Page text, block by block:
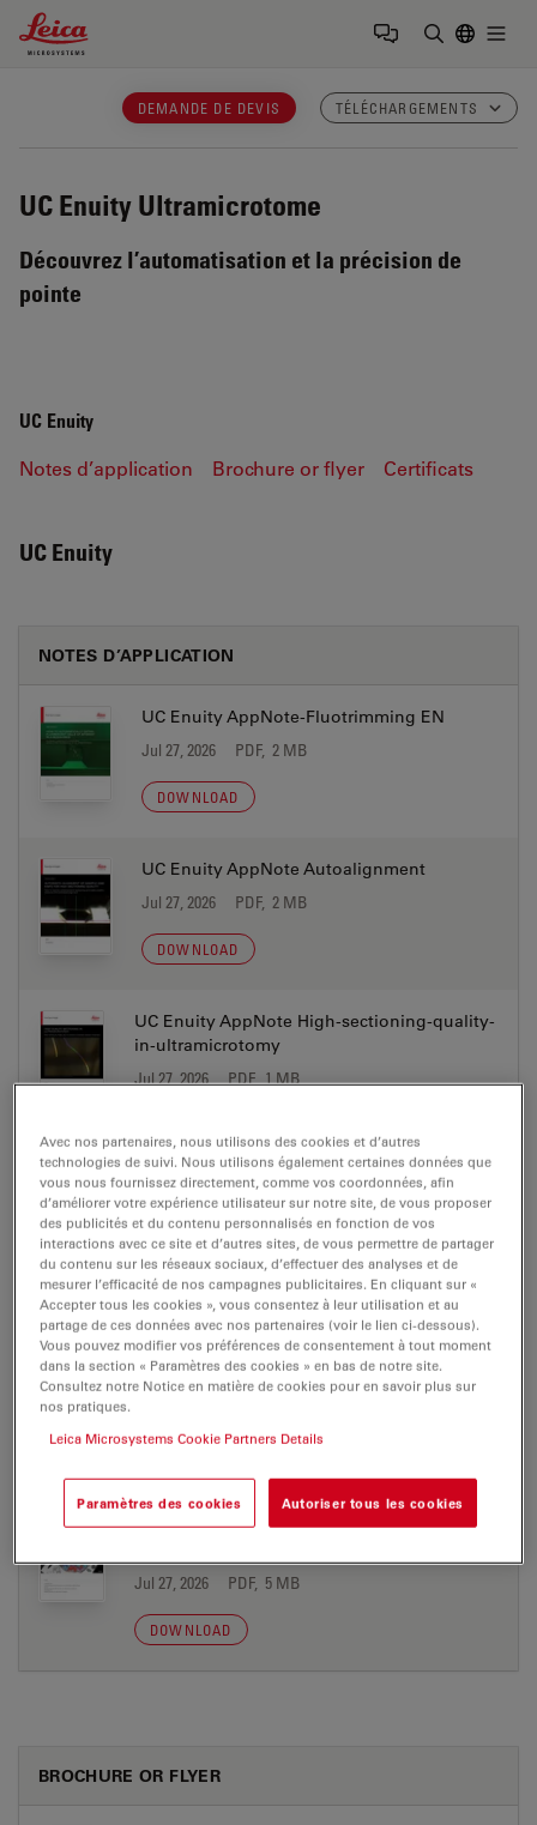
Leica Microsystems Logo
DEMANDE DE DEVIS TÉLÉCHARGEMENTS
UC Enuity Ultramicrotome
Découvrez l’automatisation et la précision de
pointe
UC Enuity
Notes d’application Brochure or flyer Certificats
UC Enuity
NOTES D’APPLICATION
UC Enuity AppNote-Fluotrimming EN
Jul 27, 2026 PDF, 2 MB
DOWNLOAD
UC Enuity AppNote Autoalignment
Jul 27, 2026 PDF, 2 MB
DOWNLOAD
UC Enuity AppNote High-sectioning-quality-
in-ultramicrotomy
Jul 27, 2026 PDF, 1 MB
UC Enuity AppNote Polymer Sectioning EN
Jul 27, 2026 PDF, 9 MB
DOWNLOAD
UC Enuity AppNote Target plane trimming
EN
UC Enuity AppNote Volume EM and AI
Jul 27, 2026 PDF, 5 MB
DOWNLOAD
BROCHURE OR FLYER
Avec nos partenaires, nous utilisons des cookies et d’autres
technologies de suivi. Nous utilisons également certaines données que
vous nous fournissez directement, comme vos coordonnées, afin
d’améliorer votre expérience utilisateur sur notre site, de vous proposer
des publicités et du contenu personnalisés en fonction de vos
interactions avec ce site et d’autres sites, de vous permettre de partager
du contenu sur les réseaux sociaux, d’effectuer des analyses et de
mesurer l’efficacité de nos campagnes publicitaires. En cliquant sur «
Accepter tous les cookies », vous consentez à leur utilisation et au
partage de ces données avec nos partenaires (voir le lien ci-dessous).
Vous pouvez modifier vos préférences de consentement à tout moment
dans la section « Paramètres des cookies » en bas de notre site.
Consultez notre Notice en matière de cookies pour en savoir plus sur
nos pratiques.
Leica Microsystems Cookie Partners Details
Paramètres des cookies Autoriser tous les cookies